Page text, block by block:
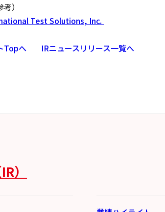
考）
Test Solutions, Inc.
Topへ IRニュースリリース一覧へ
）